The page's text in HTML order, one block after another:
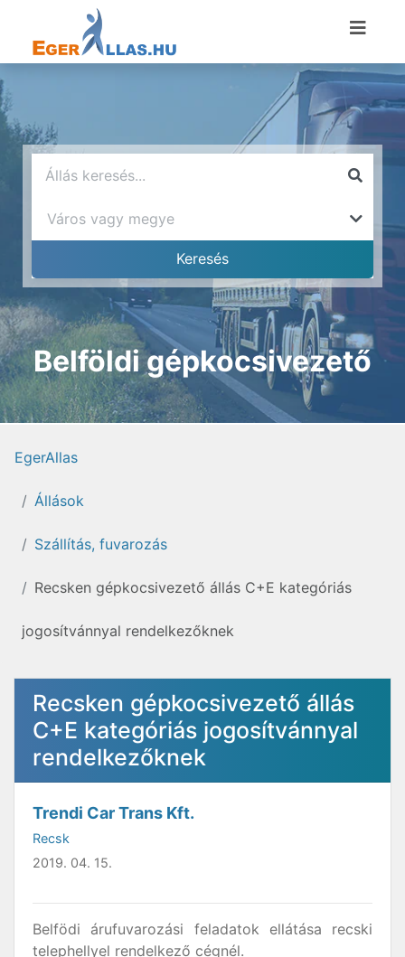
Belföldi gépkocsivezető
EgerAllas
Állások
Szállítás, fuvarozás
Recsken gépkocsivezető állás C+E kategóriás
jogosítvánnyal rendelkezőknek
Recsken gépkocsivezető állás
C+E kategóriás jogosítvánnyal
rendelkezőknek
Trendi Car Trans Kft.
Recsk
2019. 04. 15.
Belfödi árufuvarozási feladatok ellátása recski
telephellyel rendelkező cégnél.